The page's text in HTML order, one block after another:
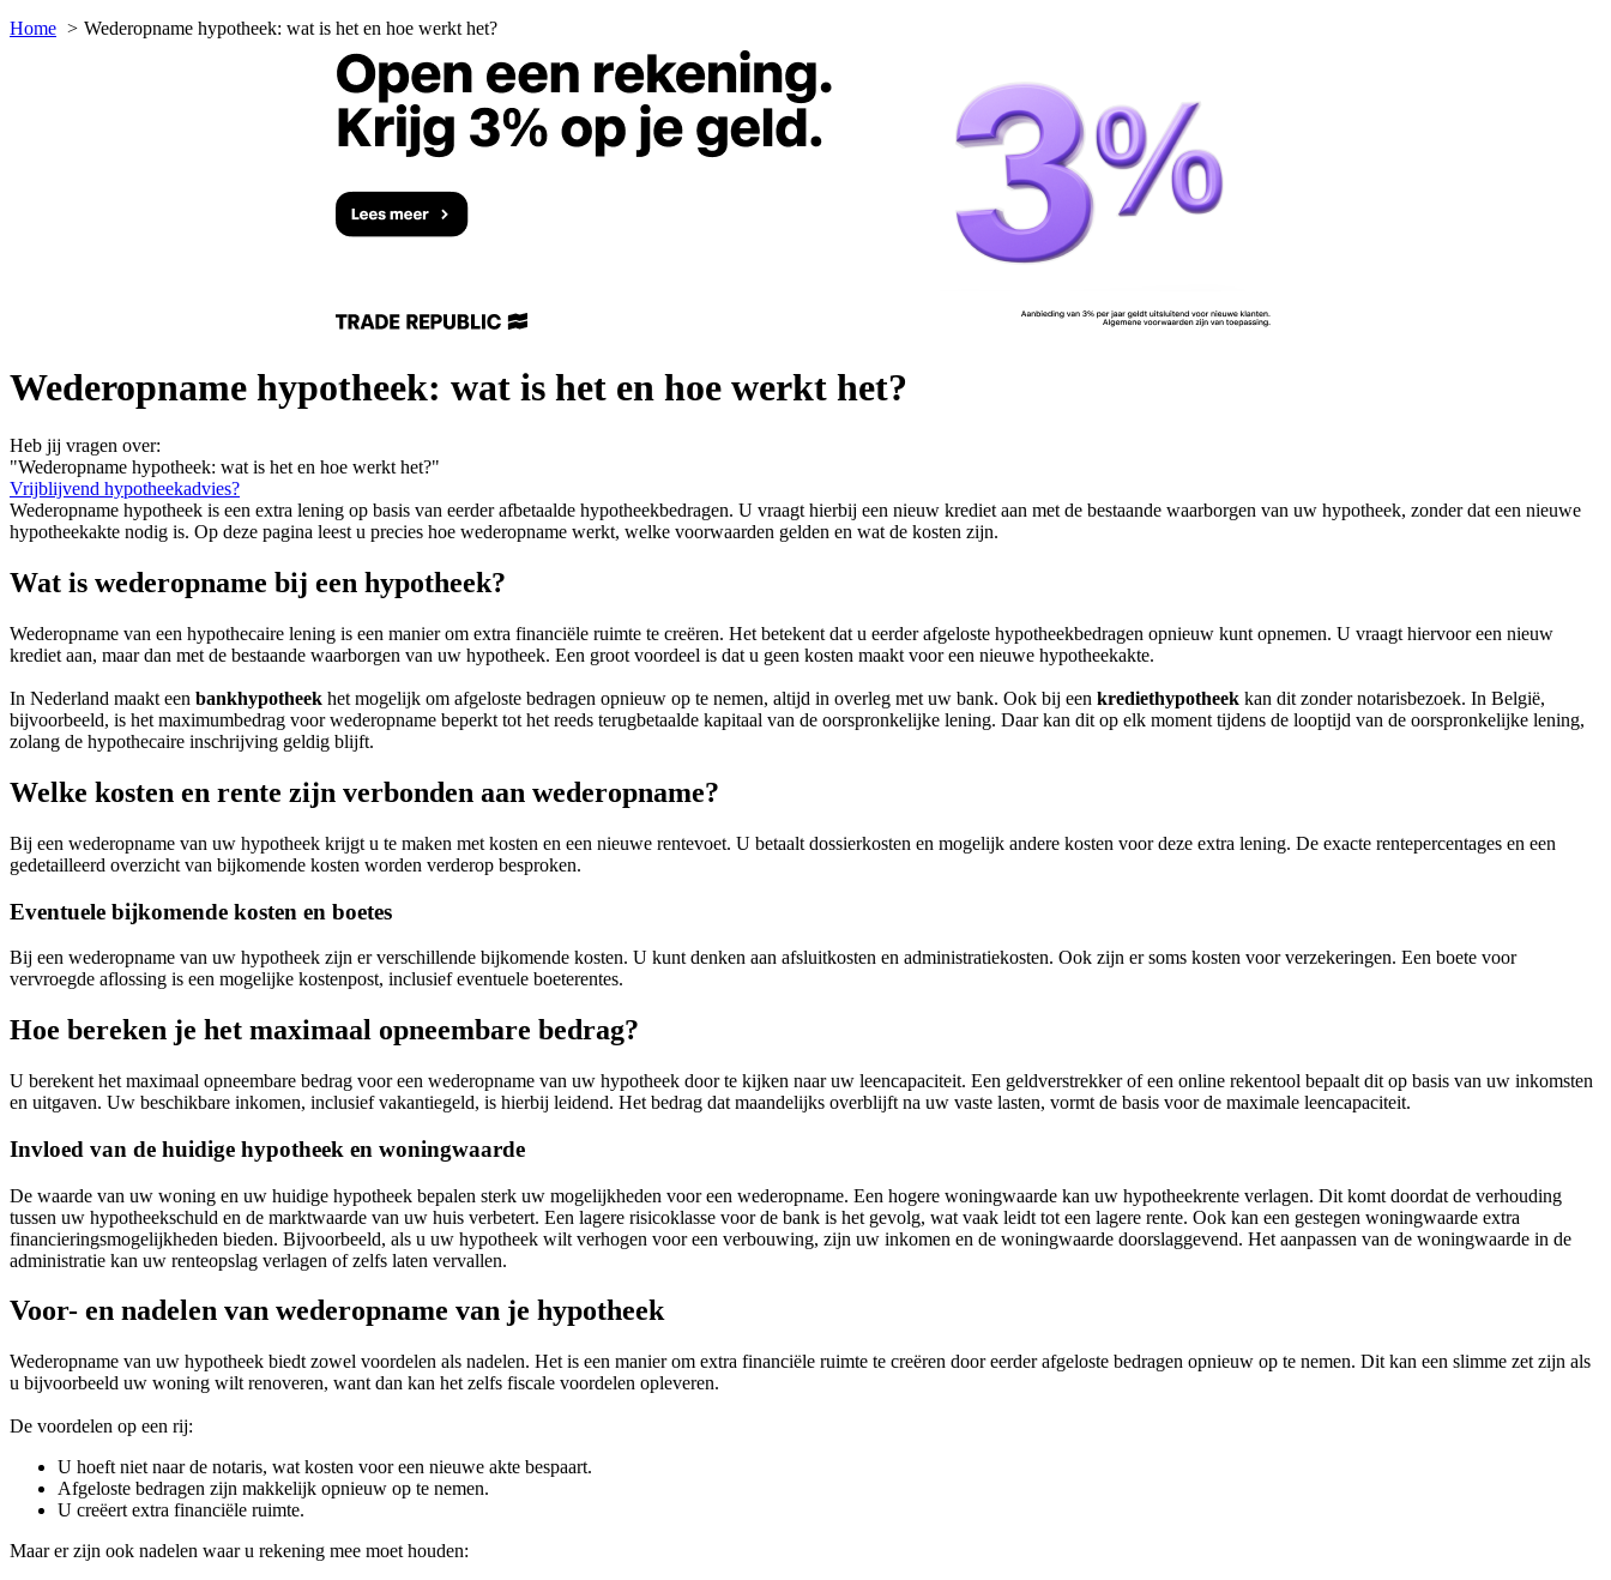
Home
Wederopname hypotheek: wat is het en hoe werkt het?
Wederopname hypotheek: wat is het en hoe werkt het?
Heb jij vragen over:
"Wederopname hypotheek: wat is het en hoe werkt het?"
Vrijblijvend hypotheekadvies?
Wederopname hypotheek is een extra lening op basis van eerder afbetaalde hypotheekbedragen. U vraagt hierbij een nieuw krediet aan met de bestaande waarborgen van uw hypotheek, zonder dat een nieuwe
hypotheekakte nodig is. Op deze pagina leest u precies hoe wederopname werkt, welke voorwaarden gelden en wat de kosten zijn.
Wat is wederopname bij een hypotheek?
Wederopname van een hypothecaire lening is een manier om extra financiële ruimte te creëren. Het betekent dat u eerder afgeloste hypotheekbedragen opnieuw kunt opnemen. U vraagt hiervoor een nieuw
krediet aan, maar dan met de bestaande waarborgen van uw hypotheek. Een groot voordeel is dat u geen kosten maakt voor een nieuwe hypotheekakte.
In Nederland maakt een bankhypotheek het mogelijk om afgeloste bedragen opnieuw op te nemen, altijd in overleg met uw bank. Ook bij een krediethypotheek kan dit zonder notarisbezoek. In België,
bijvoorbeeld, is het maximumbedrag voor wederopname beperkt tot het reeds terugbetaalde kapitaal van de oorspronkelijke lening. Daar kan dit op elk moment tijdens de looptijd van de oorspronkelijke lening,
zolang de hypothecaire inschrijving geldig blijft.
Welke kosten en rente zijn verbonden aan wederopname?
Bij een wederopname van uw hypotheek krijgt u te maken met kosten en een nieuwe rentevoet. U betaalt dossierkosten en mogelijk andere kosten voor deze extra lening. De exacte rentepercentages en een
gedetailleerd overzicht van bijkomende kosten worden verderop besproken.
Eventuele bijkomende kosten en boetes
Bij een wederopname van uw hypotheek zijn er verschillende bijkomende kosten. U kunt denken aan afsluitkosten en administratiekosten. Ook zijn er soms kosten voor verzekeringen. Een boete voor
vervroegde aflossing is een mogelijke kostenpost, inclusief eventuele boeterentes.
Hoe bereken je het maximaal opneembare bedrag?
U berekent het maximaal opneembare bedrag voor een wederopname van uw hypotheek door te kijken naar uw leencapaciteit. Een geldverstrekker of een online rekentool bepaalt dit op basis van uw inkomsten
en uitgaven. Uw beschikbare inkomen, inclusief vakantiegeld, is hierbij leidend. Het bedrag dat maandelijks overblijft na uw vaste lasten, vormt de basis voor de maximale leencapaciteit.
Invloed van de huidige hypotheek en woningwaarde
De waarde van uw woning en uw huidige hypotheek bepalen sterk uw mogelijkheden voor een wederopname. Een hogere woningwaarde kan uw hypotheekrente verlagen. Dit komt doordat de verhouding
tussen uw hypotheekschuld en de marktwaarde van uw huis verbetert. Een lagere risicoklasse voor de bank is het gevolg, wat vaak leidt tot een lagere rente. Ook kan een gestegen woningwaarde extra
financieringsmogelijkheden bieden. Bijvoorbeeld, als u uw hypotheek wilt verhogen voor een verbouwing, zijn uw inkomen en de woningwaarde doorslaggevend. Het aanpassen van de woningwaarde in de
administratie kan uw renteopslag verlagen of zelfs laten vervallen.
Voor- en nadelen van wederopname van je hypotheek
Wederopname van uw hypotheek biedt zowel voordelen als nadelen. Het is een manier om extra financiële ruimte te creëren door eerder afgeloste bedragen opnieuw op te nemen. Dit kan een slimme zet zijn als
u bijvoorbeeld uw woning wilt renoveren, want dan kan het zelfs fiscale voordelen opleveren.
De voordelen op een rij:
U hoeft niet naar de notaris, wat kosten voor een nieuwe akte bespaart.
Afgeloste bedragen zijn makkelijk opnieuw op te nemen.
U creëert extra financiële ruimte.
Maar er zijn ook nadelen waar u rekening mee moet houden: